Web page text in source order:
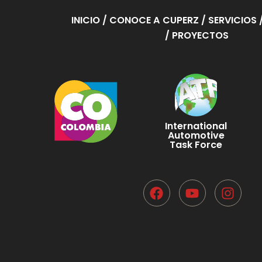
INICIO / CONOCE A CUPERZ / SERVICIOS
/ PROYECTOS
International
Automotive
Task Force